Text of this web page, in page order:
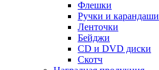
Флешки
Ручки и карандаши
Ленточки
Бейджи
CD и DVD диски
Скотч